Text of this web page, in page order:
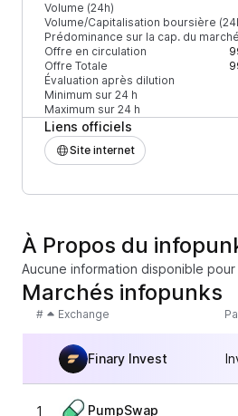
Volume (24h)
Volume/Capitalisation boursière
Prédominance sur la cap. du marché
Offre en circulation
Offre Totale
Évaluation après dilution
Minimum sur 24 h
Maximum sur 24 h
Liens officiels
Site internet
À Propos du
Aucune information disponible pour
Marchés infopunks
# Exchange
Finary Invest
1 PumpSwap